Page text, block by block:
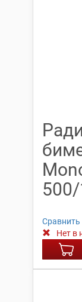
Сравнить
Нет в